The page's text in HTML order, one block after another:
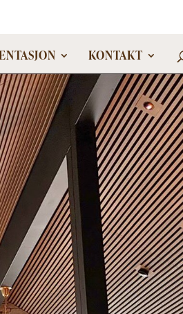
KONTAKT